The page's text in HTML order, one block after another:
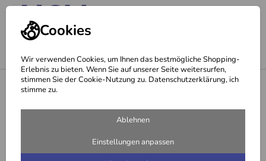
Cookies
Wir verwenden Cookies, um Ihnen das bestmögliche Shopping-
Erlebnis zu bieten. Wenn Sie auf unserer Seite weitersurfen,
stimmen Sie der Cookie-Nutzung zu. Datenschutzerklärung, ich
stimme zu.
Ablehnen
Einstellungen anpassen
Tages- & Nachtpflege